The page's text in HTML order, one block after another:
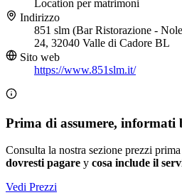
Location per matrimoni
Indirizzo
851 slm (Bar Ristorazione -
24, 32040 Valle di Cadore BL
Sito web
https://www.851slm.it/
Prima di assumere, informati
Consulta la nostra sezione prezzi
dovresti pagare y cosa include il
Vedi Prezzi